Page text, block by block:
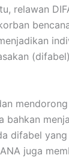
relawan
bahkan
difabel
juga